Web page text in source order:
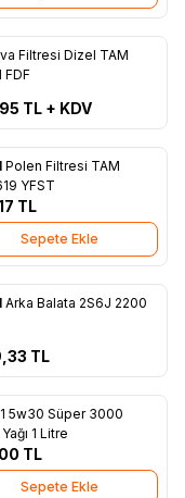
Ekle
Filtresi Dizel TAM
FDF
TL + KDV
Ekle
Polen Filtresi TAM
YFST
TL
Sepete Ekle
Ekle
Arka Balata 2S6J 2200
TL
Ekle
5w30 Süper 3000
1 Litre
TL
Sepete Ekle